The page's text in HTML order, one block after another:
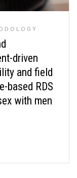
driven
and field
based RDS
with men